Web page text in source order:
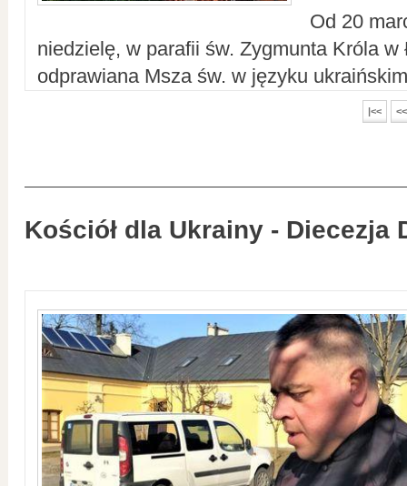
Od 20
niedzielę, w parafii św. Zygmunta Króla w
odprawiana Msza św. w języku
|<< <<
Kościół dla Ukrainy - Diecezja